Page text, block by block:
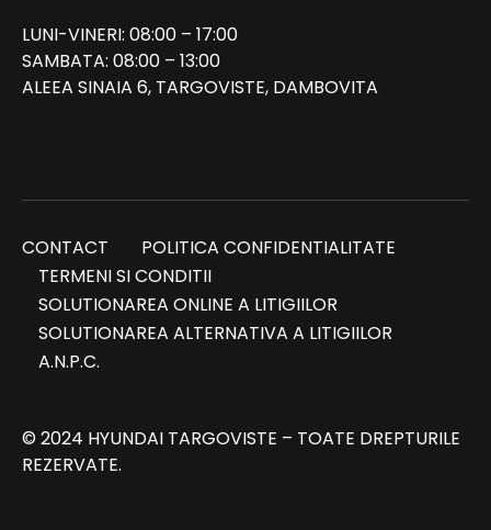
LUNI-VINERI: 08:00 – 17:00
SAMBATA: 08:00 – 13:00
ALEEA SINAIA 6, TARGOVISTE, DAMBOVITA
CONTACT
POLITICA CONFIDENTIALITATE
TERMENI SI CONDITII
SOLUTIONAREA ONLINE A LITIGIILOR
SOLUTIONAREA ALTERNATIVA A LITIGIILOR
A.N.P.C.
© 2024 HYUNDAI TARGOVISTE – TOATE DREPTURILE
REZERVATE.